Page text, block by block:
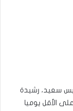
سعيد، رشيدة
يشتغل لمدة 20 ساعة على الأقل يوميا